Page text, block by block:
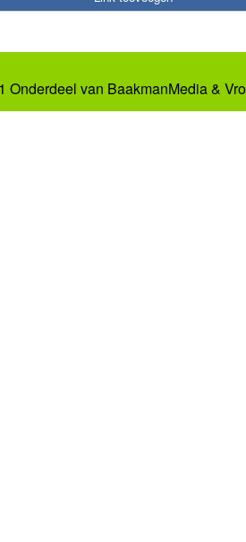
Onderdeel van BaakmanMedia&